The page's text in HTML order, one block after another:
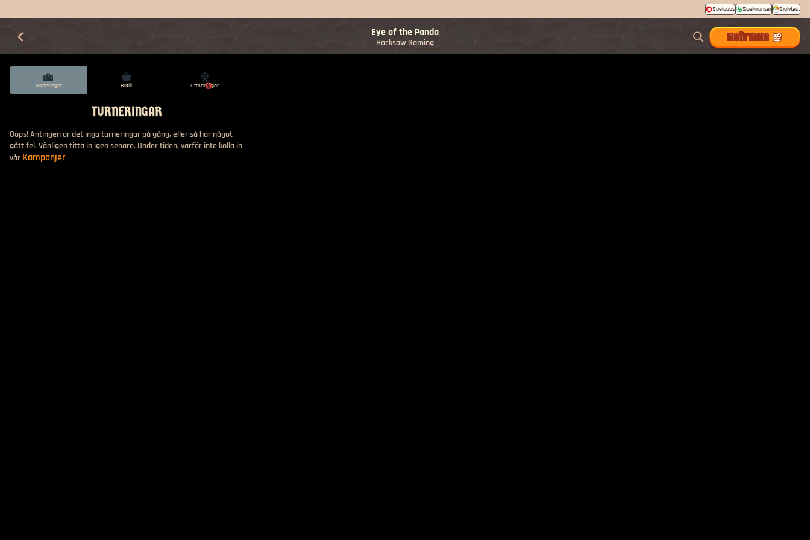
Spelpaus Spelgränser Självtest
Eye of the Panda
Hacksaw Gaming INSÄTTNING
Turneringar Butik 1
Utmaningar
TURNERINGAR
Oops! Antingen är det inga turneringar på gång, eller så har något
gått fel. Vänligen titta in igen senare. Under tiden, varför inte kolla in
vår Kampanjer